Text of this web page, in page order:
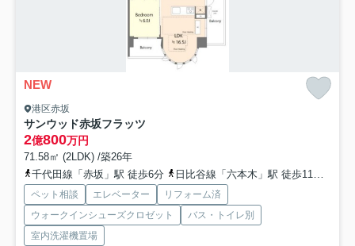
NEW
港区赤坂
サンウッド赤坂フラッツ
2億800万円
71.58㎡ (2LDK) /築26年
千代田線「赤坂」駅 徒歩6分
日比谷線「六本木」駅 徒歩11分
ペット相談 エレベーター
リフォーム済
ウォークインシューズクロゼット
バス・トイレ別
室内洗濯機置場